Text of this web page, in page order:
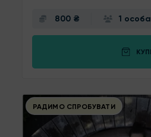
800 ₴ 1 особа
РАДИМО СПРОБУВАТИ